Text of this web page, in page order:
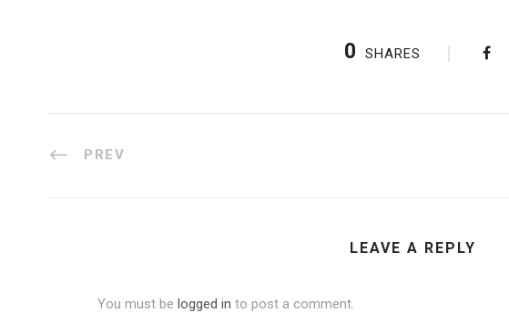
0 SHARES
PREV
LEAVE A REPLY
You must be logged in to post a comment.